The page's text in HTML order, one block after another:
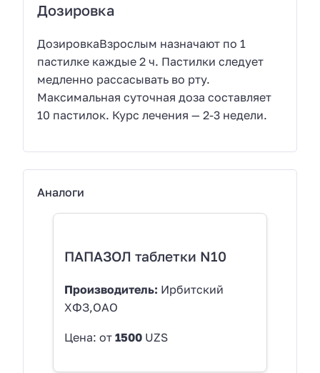
Дозировка
ДозировкаВзрослым назначают по 1
пастилке каждые 2 ч. Пастилки следует
медленно рассасывать во рту.
Максимальная суточная доза составляет
10 пастилок. Курс лечения — 2-3 недели.
Аналоги
ПАПАЗОЛ таблетки N10
Производитель: Ирбитский
ХФЗ,ОАО
Цена: от 1500 UZS